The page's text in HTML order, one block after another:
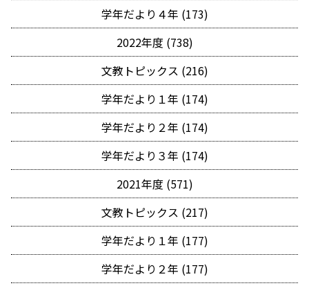
学年だより４年 (173)
2022年度 (738)
文教トピックス (216)
学年だより１年 (174)
学年だより２年 (174)
学年だより３年 (174)
2021年度 (571)
文教トピックス (217)
学年だより１年 (177)
学年だより２年 (177)